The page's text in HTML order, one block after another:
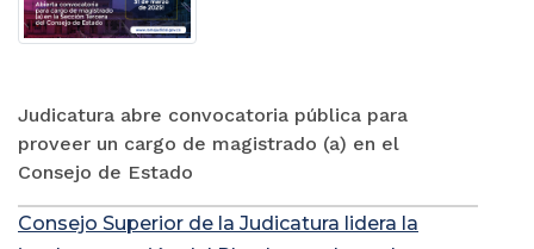
Judicatura abre convocatoria pública para
proveer un cargo de magistrado (a) en el
Consejo de Estado
Consejo Superior de la Judicatura lidera la